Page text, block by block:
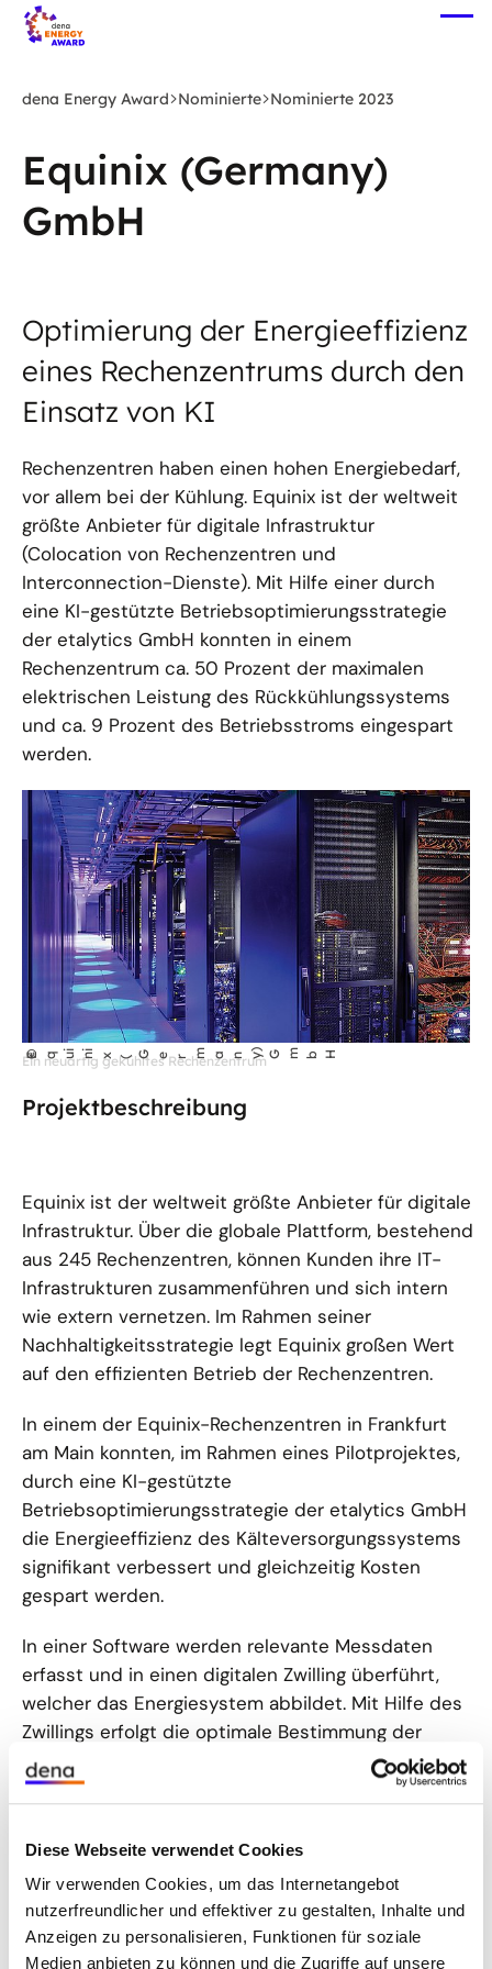
Diese Webseite verwendet Cookies
Wir verwenden Cookies, um das Internetangebot
nutzerfreundlicher und effektiver zu gestalten, Inhalte und
Anzeigen zu personalisieren, Funktionen für soziale
Medien anbieten zu können und die Zugriffe auf unsere
Zum
Hauptinhalt
dena Energy Award Nominierte Nominierte 2023
Equinix (Germany)
GmbH
Optimierung der Energieeffizienz
eines Rechenzentrums durch den
Einsatz von KI
Rechenzentren haben einen hohen Energiebedarf,
vor allem bei der Kühlung. Equinix ist der weltweit
größte Anbieter für digitale Infrastruktur
(Colocation von Rechenzentren und
Interconnection-Dienste). Mit Hilfe einer durch
eine KI-gestützte Betriebsoptimierungsstrategie
der etalytics GmbH konnten in einem
Rechenzentrum ca. 50 Prozent der maximalen
elektrischen Leistung des Rückkühlungssystems
und ca. 9 Prozent des Betriebsstroms eingespart
werden.
©
Equ i
n i
x (
Ger m
any ) Gm bH
Ein neuartig gekühltes Rechenzentrum
Projektbeschreibung
Equinix ist der weltweit größte Anbieter für digitale
Infrastruktur. Über die globale Plattform, bestehend
aus 245 Rechenzentren, können Kunden ihre IT-
Infrastrukturen zusammenführen und sich intern
wie extern vernetzen. Im Rahmen seiner
Nachhaltigkeitsstrategie legt Equinix großen Wert
auf den effizienten Betrieb der Rechenzentren.
In einem der Equinix-Rechenzentren in Frankfurt
am Main konnten, im Rahmen eines Pilotprojektes,
durch eine KI-gestützte
Betriebsoptimierungsstrategie der etalytics GmbH
die Energieeffizienz des Kälteversorgungssystems
signifikant verbessert und gleichzeitig Kosten
gespart werden.
In einer Software werden relevante Messdaten
erfasst und in einen digitalen Zwilling überführt,
welcher das Energiesystem abbildet. Mit Hilfe des
Zwillings erfolgt die optimale Bestimmung der
Kühlmittelmengen. Hierdurch wird eine
kontinuierliche und automatisierte Betriebsführung
das Verhalten des Systems bei Veränderung der
Stellwerte zuvor simuliert werden kann.
Herausforderungen des Ansatzes bestehen in den
hohen Anforderungen an die Betriebssicherheit.